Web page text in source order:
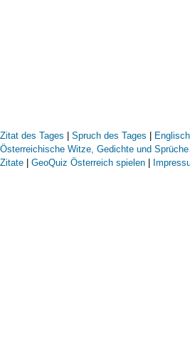
Zitat des Tages | Spruch des Tages |
Österreichische Witze, Gedichte und Sprüche
Zitate | GeoQuiz Österreich spielen |